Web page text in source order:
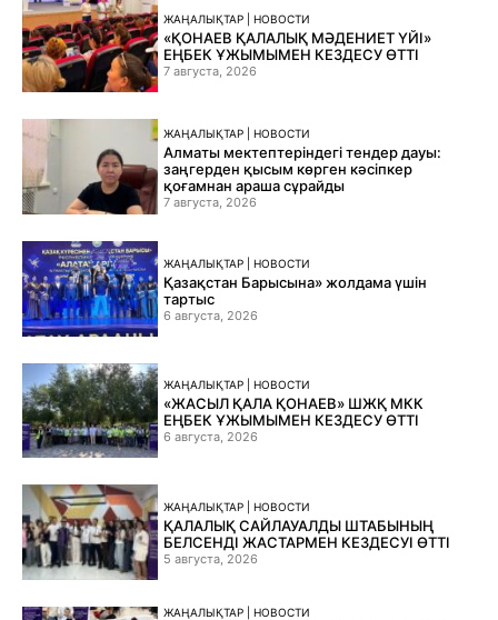
ЖАҢАЛЫҚТАР | НОВОСТИ
«ҚОНАЕВ ҚАЛАЛЫҚ МӘДЕНИЕТ ҮЙІ»
ЕҢБЕК ҰЖЫМЫМЕН КЕЗДЕСУ ӨТТІ
7 августа, 2026
ЖАҢАЛЫҚТАР | НОВОСТИ
Алматы мектептеріндегі тендер дауы:
заңгерден қысым көрген кәсіпкер
қоғамнан араша сұрайды
7 августа, 2026
ЖАҢАЛЫҚТАР | НОВОСТИ
Қазақстан Барысына» жолдама үшін
тартыс
6 августа, 2026
ЖАҢАЛЫҚТАР | НОВОСТИ
«ЖАСЫЛ ҚАЛА ҚОНАЕВ» ШЖҚ МКК
ЕҢБЕК ҰЖЫМЫМЕН КЕЗДЕСУ ӨТТІ
6 августа, 2026
ЖАҢАЛЫҚТАР | НОВОСТИ
ҚАЛАЛЫҚ САЙЛАУАЛДЫ ШТАБЫНЫҢ
БЕЛСЕНДІ ЖАСТАРМЕН КЕЗДЕСУІ ӨТТІ
5 августа, 2026
ЖАҢАЛЫҚТАР | НОВОСТИ